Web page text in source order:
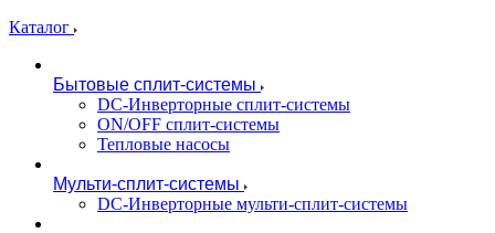
Каталог
Бытовые сплит-системы
DC-Инверторные сплит-системы
ON/OFF сплит-системы
Тепловые насосы
Мульти-сплит-системы
DC-Инверторные мульти-сплит-системы